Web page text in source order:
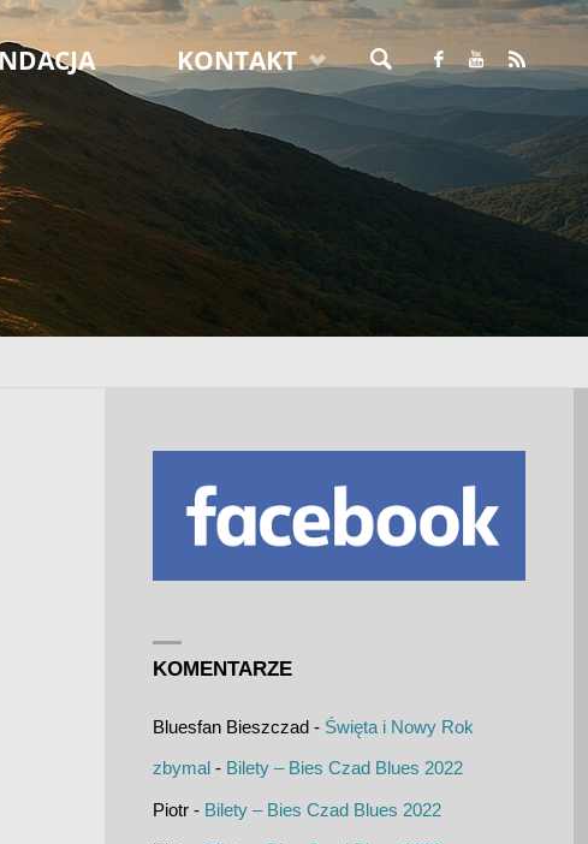
KONTAKT
SZUKAJ
KOMENTARZE
Bluesfan Bieszczad- Święta i Nowy Rok
zbymal- Bilety – Bies Czad Blues 2022
Piotr- Bilety – Bies Czad Blues 2022